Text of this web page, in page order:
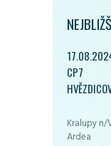
CP7
Kralupy n/
Ardea